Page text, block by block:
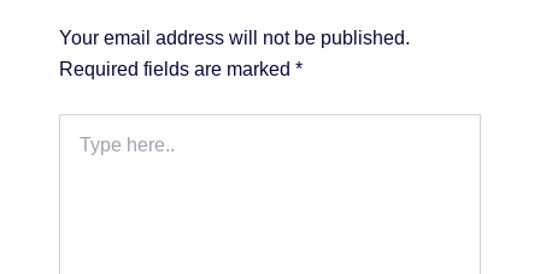
Your email address will not be published.
Required fields are marked *
here..